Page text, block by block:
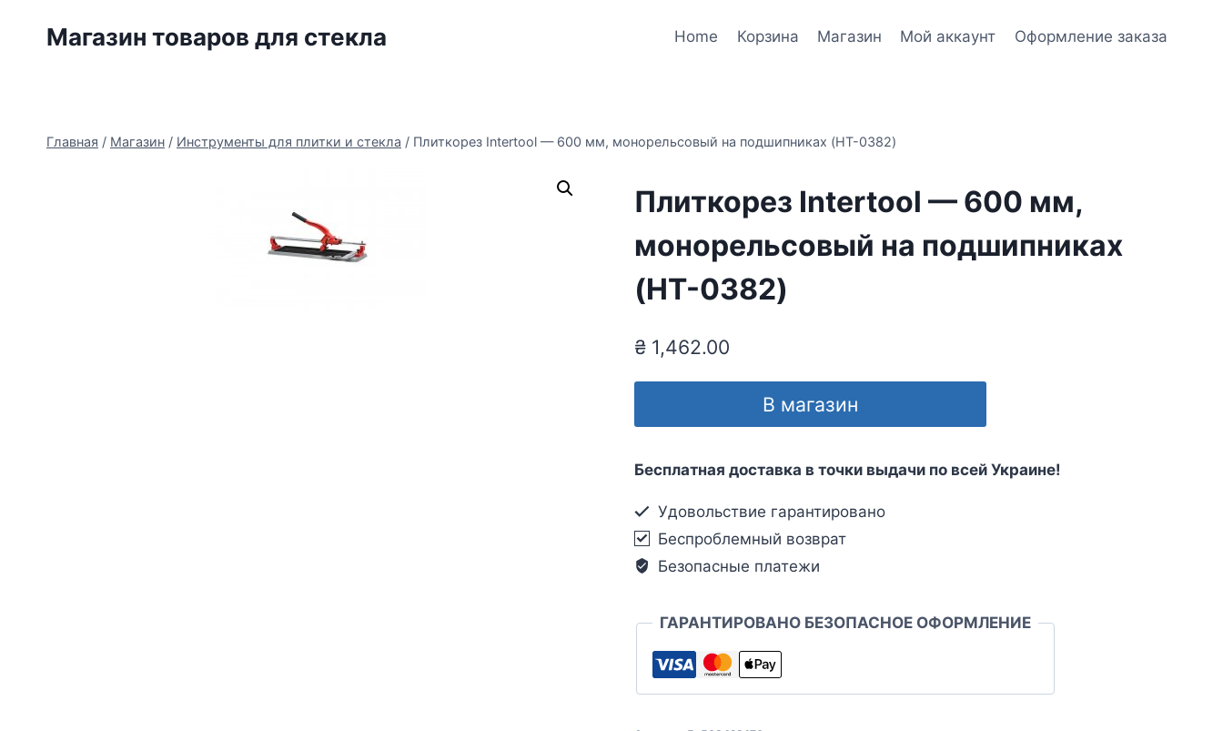
Магазин товаров для стекла Home Корзина Магазин Мой аккаунт Оформление заказа
Главная / Магазин / Инструменты для плитки и стекла / Плиткорез Intertool — 600 мм, монорельсовый на подшипниках (HT-0382)
Плиткорез Intertool — 600 мм,
монорельсовый на подшипниках
(HT-0382)
₴1,462.00
В магазин
Бесплатная доставка в точки выдачи по всей Украине!
Удовольствие гарантировано
Беспроблемный возврат
Безопасные платежи
ГАРАНТИРОВАНО БЕЗОПАСНОЕ ОФОРМЛЕНИЕ